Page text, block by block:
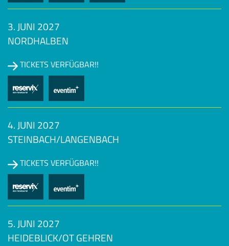
3. JUNI 2027
NORDHALBEN
TICKETS VERFÜGBAR!!
4. JUNI 2027
STEINBACH/LANGENBACH
TICKETS VERFÜGBAR!!
5. JUNI 2027
HEIDEBLICK/OT GEHREN